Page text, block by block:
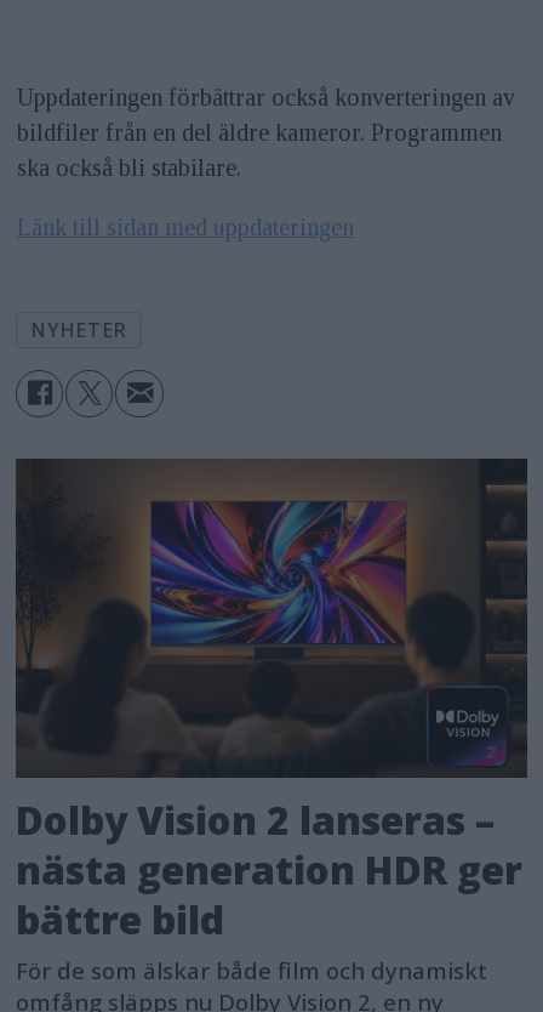
Uppdateringen förbättrar också konverteringen av
bildfiler från en del äldre kameror. Programmen
ska också bli stabilare.
Länk till sidan med uppdateringen
NYHETER
Dolby Vision 2 lanseras –
nästa generation HDR ger
bättre bild
För de som älskar både film och dynamiskt
omfång släpps nu Dolby Vision 2, en ny